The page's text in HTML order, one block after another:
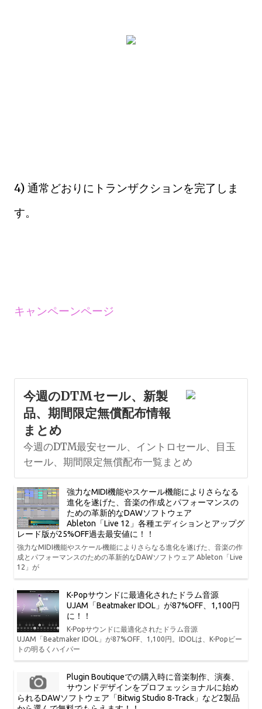
4) 通常どおりにトランザクションを完了しま
す。
キャンペーンページ
今週のDTMセール、新製
品、期間限定無償配布情報
まとめ
今週のDTM最安セール、イントロセール、目玉
セール、期間限定無償配布一覧まとめ
強力なMIDI機能やスケール機能によりさらなる
進化を遂げた、音楽の作成とパフォーマンスの
ための革新的なDAWソフトウェア
Ableton「Live 12」各種エディションとアップグ
レード版が25%OFF過去最安値に！！
強力なMIDI機能やスケール機能によりさらなる進化を遂げた、音楽の作
成とパフォーマンスのための革新的なDAWソフトウェア Ableton「Live
12」が
K-Popサウンドに最適化されたドラム音源
UJAM「Beatmaker IDOL」が87%OFF、1,100円
に！！
K-Popサウンドに最適化されたドラム音源
UJAM「Beatmaker IDOL」が87%OFF、1,100円。IDOLは、K-Popビー
トの明るくハイパー
Plugin Boutiqueでの購入時に音楽制作、演奏、
サウンドデザインをプロフェッショナルに始め
られるDAWソフトウェア「Bitwig Studio 8-Track」など2製品